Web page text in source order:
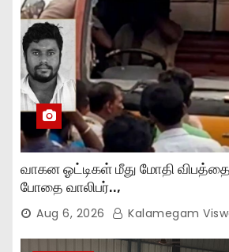
வாகன ஓட்டிகள் மீது மோதி விபத்தை
போதை வாலிபர்..,
Aug 6, 2026 Kalamegam